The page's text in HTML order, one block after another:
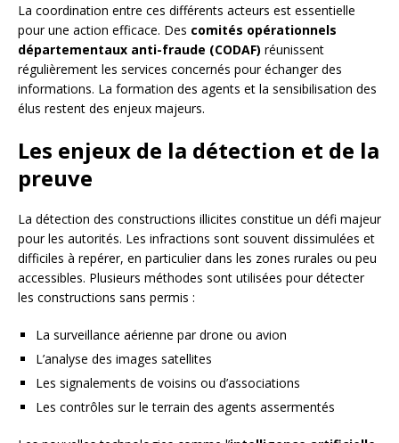
La coordination entre ces différents acteurs est essentielle
pour une action efficace. Des comités opérationnels
départementaux anti-fraude (CODAF) réunissent
régulièrement les services concernés pour échanger des
informations. La formation des agents et la sensibilisation des
élus restent des enjeux majeurs.
Les enjeux de la détection et de la
preuve
La détection des constructions illicites constitue un défi majeur
pour les autorités. Les infractions sont souvent dissimulées et
difficiles à repérer, en particulier dans les zones rurales ou peu
accessibles. Plusieurs méthodes sont utilisées pour détecter
les constructions sans permis :
La surveillance aérienne par drone ou avion
L’analyse des images satellites
Les signalements de voisins ou d’associations
Les contrôles sur le terrain des agents assermentés